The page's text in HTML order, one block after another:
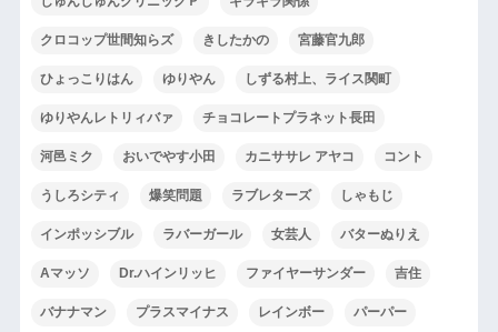
クロコップ世間知らズ きしたかの 宮藤官九郎
ひょっこりはん ゆりやん しずる村上、ライス関町
ゆりやんレトリィバァ チョコレートプラネット長田
河邑ミク おいでやす小田 カニササレ アヤコ コント
うしろシティ 爆笑問題 ラブレターズ しゃもじ
インポッシブル ラバーガール 女芸人 バターぬりえ
Aマッソ Dr.ハインリッヒ ファイヤーサンダー 吉住
バナナマン プラスマイナス レインボー パーパー